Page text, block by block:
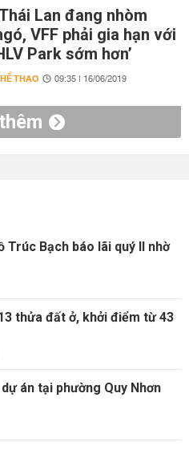
Lan đang nhòm
VFF phải gia hạn với
Park sớm hơn’
THAO 09:35 | 16/06/2019
Trúc Bạch báo lãi quý II nhờ
thửa đất ở, khởi điểm từ 43
án tại phường Quy Nhơn